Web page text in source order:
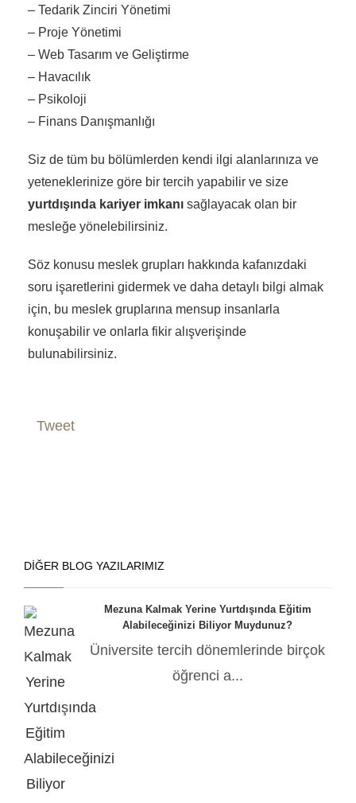
– Tedarik Zinciri Yönetimi
– Proje Yönetimi
– Web Tasarım ve Geliştirme
– Havacılık
– Psikoloji
– Finans Danışmanlığı
Siz de tüm bu bölümlerden kendi ilgi alanlarınıza ve
yeteneklerinize göre bir tercih yapabilir ve size
yurtdışında kariyer imkanı sağlayacak olan bir
mesleğe yönelebilirsiniz.
Söz konusu meslek grupları hakkında kafanızdaki
soru işaretlerini gidermek ve daha detaylı bilgi almak
için, bu meslek gruplarına mensup insanlarla
konuşabilir ve onlarla fikir alışverişinde
bulunabilirsiniz.
Tweet
DIĞER BLOG YAZILARIMIZ
Mezuna Kalmak Yerine Yurtdışında Eğitim
Alabileceğinizi Biliyor Muydunuz?
Üniversite tercih dönemlerinde birçok
öğrenci a...